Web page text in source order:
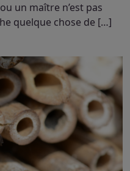
un maître n’est pas
quelque chose de […]